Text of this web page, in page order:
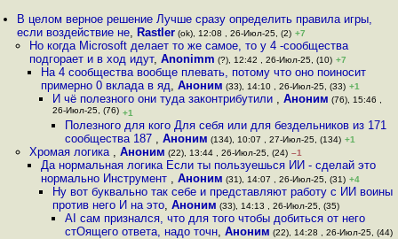
В целом верное решение Лучше сразу определить правила игры,
если воздействие не, Rastler (ok), 12:08 , 26-Июл-25, (2) +7
Но когда Microsoft делает то же самое, то у 4 -сообщества
подгорает и в ход идут, Anonimm (?), 12:42 , 26-Июл-25, (10) +7
На 4 сообщества вообще плевать, потому что оно поиносит
примерно 0 вклада в яд, Аноним (33), 14:10 , 26-Июл-25, (33) +1
И чё полезного они туда законтрибутили ,Аноним (76), 15:46 ,
26-Июл-25, (76) +1
Полезного для кого Для себя или для бездельников из 171
сообщества 187 , Аноним (134), 10:07 , 27-Июл-25, (134) +1
Хромая логика , Аноним (22), 13:44 , 26-Июл-25, (24) –1
Да нормальная логика Если ты пользуешься ИИ - сделай это
нормально Инструмент , Аноним (31), 14:07 , 26-Июл-25, (31) +4
Ну вот буквально так себе и представляют работу с ИИ воины
против него И на это,Аноним (33), 14:13 , 26-Июл-25, (35)
AI сам признался, что для того чтобы добиться от него
стОящего ответа, надо точн, Аноним (22), 14:28 , 26-Июл-25, (44)